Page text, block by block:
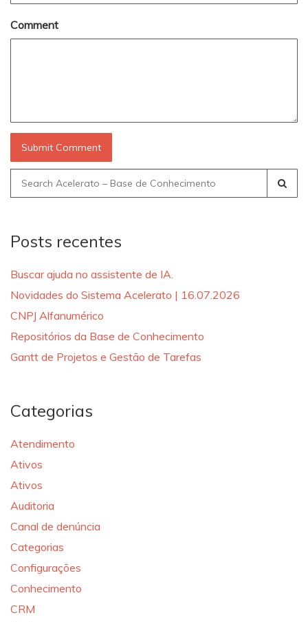
Comment
Search
for:
Posts recentes
Buscar ajuda no assistente de IA.
Novidades do Sistema Acelerato | 16.07.2026
CNPJ Alfanumérico
Repositórios da Base de Conhecimento
Gantt de Projetos e Gestão de Tarefas
Categorias
Atendimento
Ativos
Ativos
Auditoria
Canal de denúncia
Categorias
Configurações
Conhecimento
CRM